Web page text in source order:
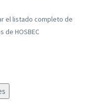
el listado completo de
HOSBEC